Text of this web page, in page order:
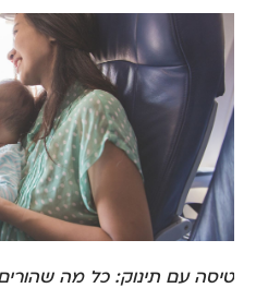
טיסה עם תינוק: כל מה